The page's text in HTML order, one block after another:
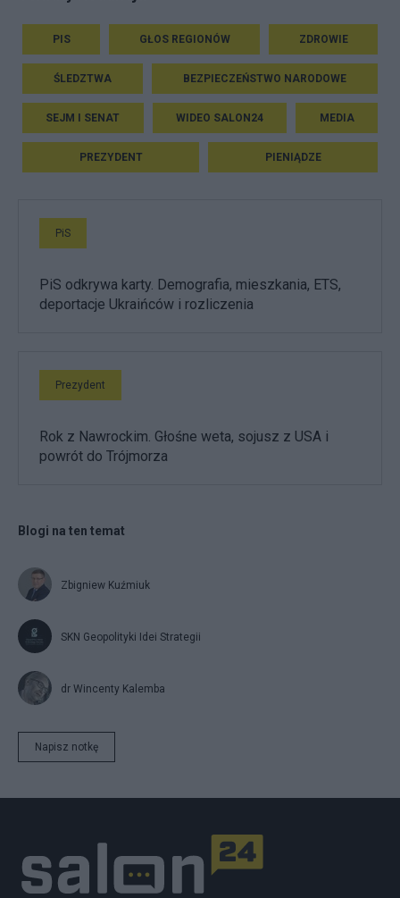
PIS GŁOS REGIONÓW ZDROWIE
ŚLEDZTWA BEZPIECZEŃSTWO NARODOWE
SEJM I SENAT WIDEO SALON24 MEDIA
PREZYDENT PIENIĄDZE
PiS
PiS odkrywa karty. Demografia, mieszkania, ETS,
deportacje Ukraińców i rozliczenia
Prezydent
Rok z Nawrockim. Głośne weta, sojusz z USA i
powrót do Trójmorza
Blogi na ten temat
Zbigniew Kuźmiuk
SKN Geopolityki Idei Strategii
dr Wincenty Kalemba
Napisz notkę